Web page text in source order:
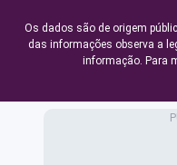
Os dados são de origem
das informações observa a
informação. Para